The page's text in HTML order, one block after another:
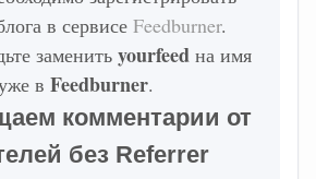
в сервисеFeedburner.
заменитьyourfeed на имя
вFeedburner.
комментарии от
без Referrer